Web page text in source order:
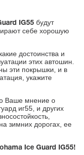
IG55 будут
себе хорошую
достоинства и
этих автошин.
эти покрышки, и в
укажите
Ваше мнение о
иг55, и других
зимних дорогах, ее
Ice Guard IG55!